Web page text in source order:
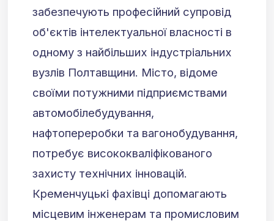
забезпечують професійний супровід
об'єктів інтелектуальної власності в
одному з найбільших індустріальних
вузлів Полтавщини. Місто, відоме
своїми потужними підприємствами
автомобілебудування,
нафтопереробки та вагонобудування,
потребує висококваліфікованого
захисту технічних інновацій.
Кременчуцькі фахівці допомагають
місцевим інженерам та промисловим